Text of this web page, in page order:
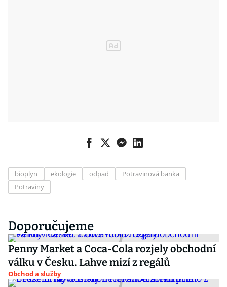
bioplyn ekologie odpad
Potravinová banka
Potraviny
Doporučujeme
Penny Market a Coca-Cola rozjely obchodní
válku v Česku. Lahve mizí z regálů
Obchod a služby